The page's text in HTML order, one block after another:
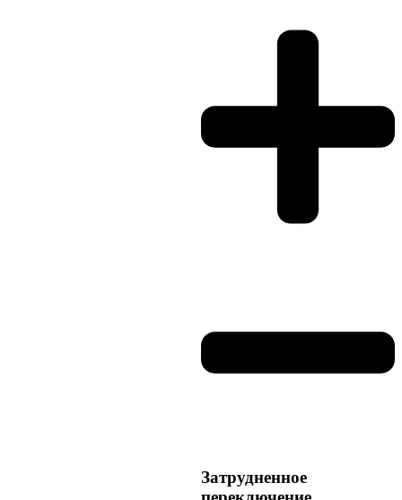
Затрудненное